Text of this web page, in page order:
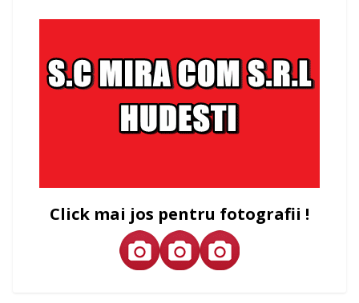
Click mai jos pentru fotografii !